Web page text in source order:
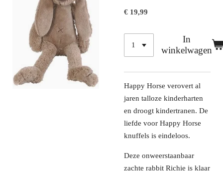
€ 19,99
In
winkelwagen
Happy Horse verovert al
jaren talloze kinderharten
en droogt kindertranen. De
liefde voor Happy Horse
knuffels is eindeloos.
Deze onweerstaanbaar
zachte rabbit Richie is klaar